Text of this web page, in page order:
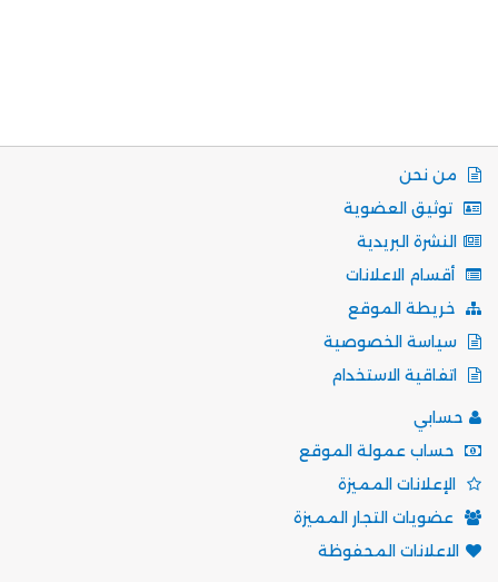
من نحن
توثيق العضوية
النشرة البريدية
أقسام الاعلانات
خريطة الموقع
سياسة الخصوصية
اتفاقية الاستخدام
حسابي
حساب عمولة الموقع
الإعلانات المميزة
عضويات التجار المميزة
الاعلانات المحفوظة